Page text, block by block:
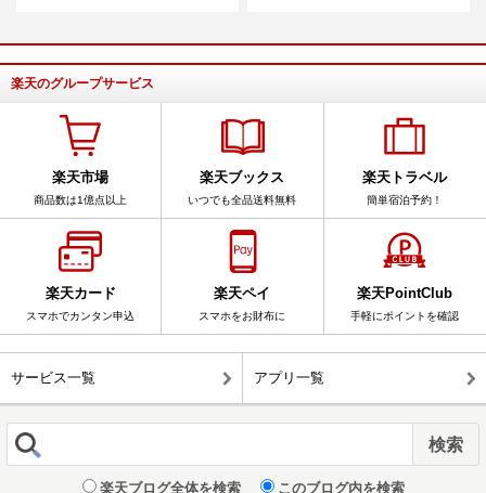
楽天のグループサービス
楽天市場
商品数は1億点以上
楽天ブックス
いつでも全品送料無料
楽天トラベル
簡単宿泊予約！
楽天カード
スマホでカンタン申込
楽天ペイ
スマホをお財布に
楽天PointClub
手軽にポイントを確認
サービス一覧 アプリ一覧
楽天ブログ全体を検索 このブログ内を検索